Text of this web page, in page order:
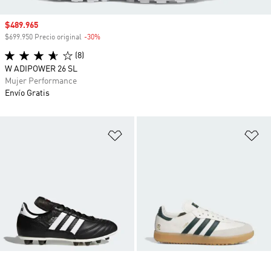
Precio de venta
$489.965
$699.950 Precio original -30%
(8)
W ADIPOWER 26 SL
Mujer Performance
Envío Gratis